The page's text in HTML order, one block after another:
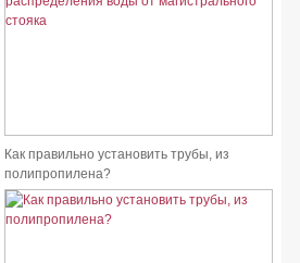
Как правильно установить трубы, из
полипропилена?